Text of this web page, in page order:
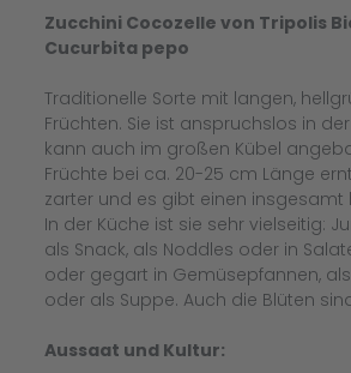
Zucchini Cocozelle von Tripolis
Cucurbita pepo
Traditionelle Sorte mit langen,
Früchten. Sie ist anspruchslos in
kann auch im großen Kübel
Früchte bei ca. 20-25 cm Länge
zarter und es gibt einen insgesamt
In der Küche ist sie sehr vielseitig:
als Snack, als Noddles oder in
oder gegart in Gemüsepfannen,
oder als Suppe. Auch die Blüten
Aussaat und Kultur: